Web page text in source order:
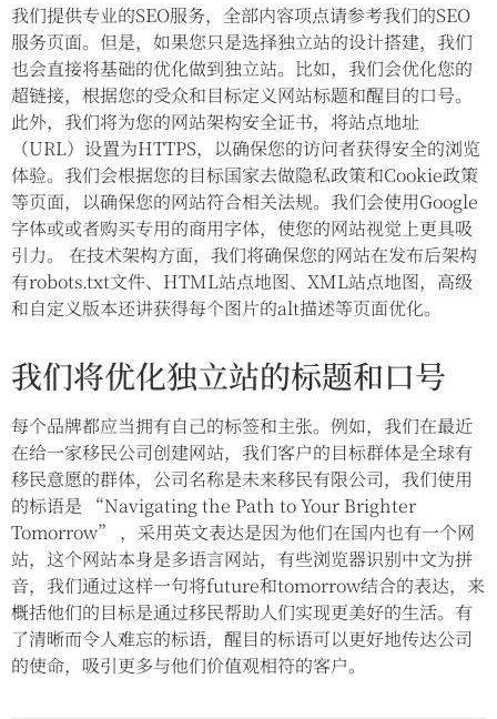
我们提供专业的SEO服务，全部内容项点请参考我们的SEO
服务页面。但是，如果您只是选择独立站的设计搭建，我们
也会直接将基础的优化做到独立站。比如，我们会优化您的
超链接，根据您的受众和目标定义网站标题和醒目的口号。
此外，我们将为您的网站架构安全证书，将站点地址
（URL）设置为HTTPS，以确保您的访问者获得安全的浏览
体验。我们会根据您的目标国家去做隐私政策和Cookie政策
等页面，以确保您的网站符合相关法规。我们会使用Google
字体或或者购买专用的商用字体，使您的网站视觉上更具吸
引力。 在技术架构方面，我们将确保您的网站在发布后架构
有robots.txt文件、HTML站点地图、XML站点地图，高级
和自定义版本还讲获得每个图片的alt描述等页面优化。
我们将优化独立站的标题和口号
每个品牌都应当拥有自己的标签和主张。例如，我们在最近
在给一家移民公司创建网站，我们客户的目标群体是全球有
移民意愿的群体，公司名称是未来移民有限公司，我们使用
的标语是 “Navigating the Path to Your Brighter
Tomorrow” ，采用英文表达是因为他们在国内也有一个网
站，这个网站本身是多语言网站，有些浏览器识别中文为拼
音，我们通过这样一句将future和tomorrow结合的表达，来
概括他们的目标是通过移民帮助人们实现更美好的生活。有
了清晰而令人难忘的标语，醒目的标语可以更好地传达公司
的使命，吸引更多与他们价值观相符的客户。